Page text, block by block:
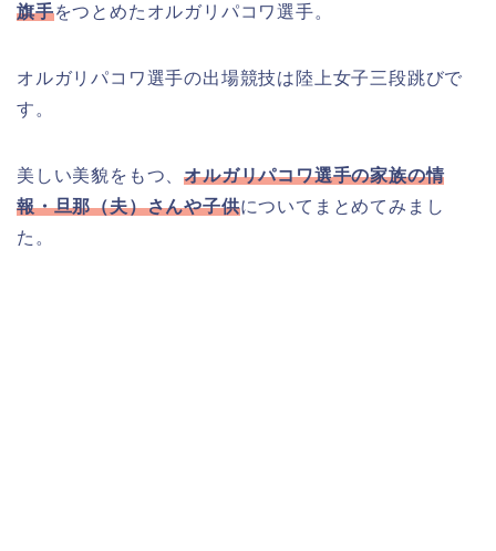
旗手をつとめたオルガリパコワ選手。
オルガリパコワ選手の出場競技は陸上女子三段跳びで
す。
美しい美貌をもつ、オルガリパコワ選手の家族の情
報・旦那（夫）さんや子供についてまとめてみまし
た。